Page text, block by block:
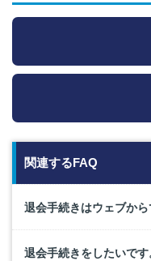
関連するFAQ
退会手続きはウェブから
退会手続きをしたいです